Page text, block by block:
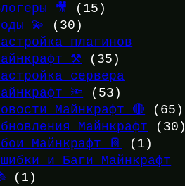
🎥
(15)
💫
(30)
плагинов
⚒️ (35)
сервера
🔦 (53)
Майнкрафт 🔴 (65)
Майнкрафт (30)
Майнкрафт 📔
(1)
и Баги Майнкрафт
(1)